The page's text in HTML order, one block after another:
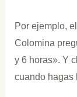
Por ejemplo,
Colomina
y 6 horas». Y
cuando hagas